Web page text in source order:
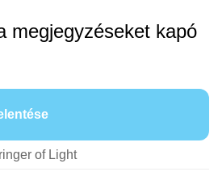
megjegyzéseket kapó
of Light